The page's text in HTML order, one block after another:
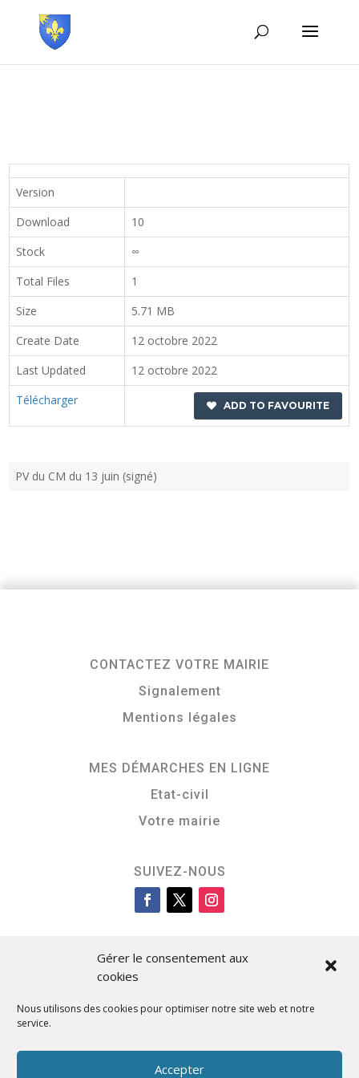
Gérer le consentement aux
cookies
Nous utilisons des cookies pour optimiser notre site web et notre
service.
Accepter
Version
Download
10
Stock
∞
Total Files
1
Size
5.71 MB
Create Date
12 octobre 2022
Last Updated
12 octobre 2022
Télécharger
ADD TO FAVOURITE
PV du CM du 13 juin (signé)
CONTACTEZ VOTRE MAIRIE
Signalement
Mentions légales
MES DÉMARCHES EN LIGNE
Etat-civil
Votre mairie
SUIVEZ-NOUS
Cità di L’Isula